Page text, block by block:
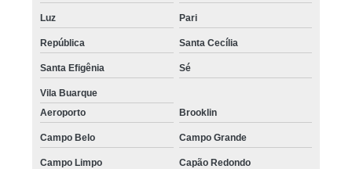
Luz Pari
República Santa Cecília
Santa Efigênia Sé
Vila Buarque
Aeroporto
Brooklin
Campo Belo Campo Grande
Campo Limpo Capão Redondo